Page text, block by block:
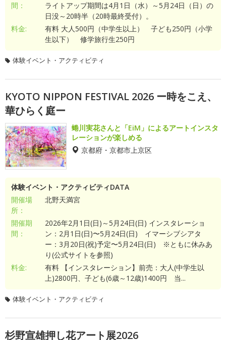
間：
ライトアップ期間は4月1日（水）～5月24日（日）の
日没～20時半（20時最終受付）。
料金:
有料 大人500円（中学生以上） 子ども250円（小学
生以下） 修学旅行生250円
体験イベント・アクティビティ
KYOTO NIPPON FESTIVAL 2026 ー時をこえ、
華ひらく庭ー
蜷川実花さんと「EiM」によるアートインスタ
レーションが楽しめる
京都府・京都市上京区
体験イベント・アクティビティDATA
開催場
所：
北野天満宮
開催期
間：
2026年2月1日(日)～5月24日(日) インスタレーショ
ン：2月1日(日)〜5月24日(日) イマーシブシアタ
ー：3月20日(祝)予定〜5月24日(日) ※ともに休みあ
り(公式サイトを参照)
料金:
有料 【インスタレーション】前売：大人(中学生以
上)2800円、子ども(6歳～12歳)1400円 当...
体験イベント・アクティビティ
杉野宣雄押し花アート展2026